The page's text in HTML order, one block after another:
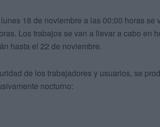
18 de noviembre a las 00:00 horas se
Los trabajos se van a llevar a cabo en
hasta el 22 de noviembre.
de los trabajadores y usuarios, se
nocturno: